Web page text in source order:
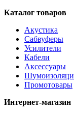
Каталог товаров
Акустика
Сабвуферы
Усилители
Кабели
Аксессуары
Промотовары
Интернет-магазин